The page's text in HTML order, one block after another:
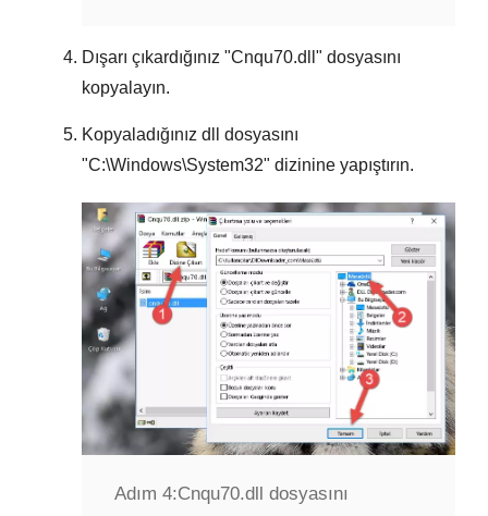
Dışarı çıkardığınız "Cnqu70.dll " dosyasını
kopyalayın.
Kopyaladığınız dll dosyasını
"C:\Windows\System32" dizinine yapıştırın.
Adım 4:Cnqu70.dll dosyasını